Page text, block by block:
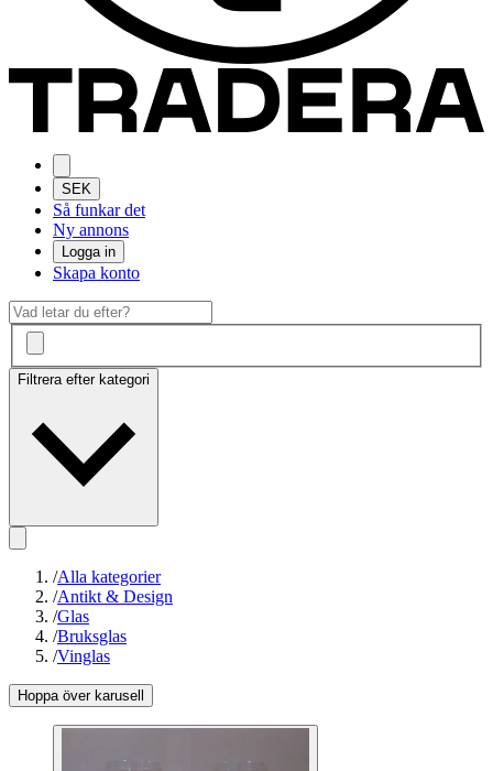
SEK
Så funkar det
Ny annons
Logga in
Skapa konto
Filtrera efter kategori
/Alla kategorier
/Antikt & Design
/Glas
/Bruksglas
/Vinglas
Hoppa över karusell